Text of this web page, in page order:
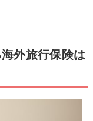
外旅行保険は